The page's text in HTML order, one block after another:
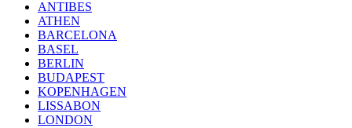
ANTIBES
ATHEN
BARCELONA
BASEL
BERLIN
BUDAPEST
KOPENHAGEN
LISSABON
LONDON